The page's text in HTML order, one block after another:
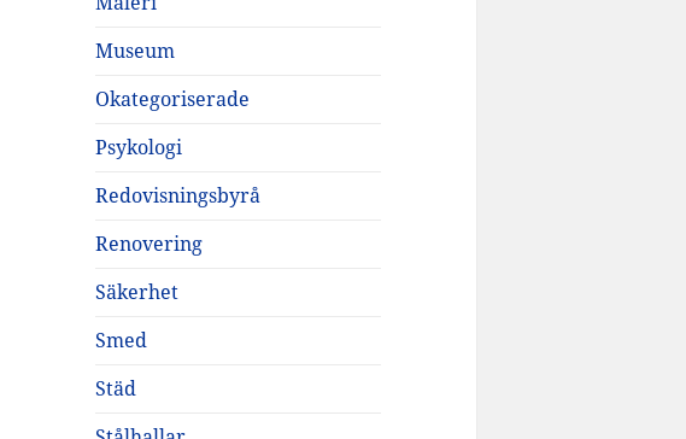
Museum
Okategoriserade
Psykologi
Redovisningsbyrå
Renovering
Säkerhet
Smed
Städ